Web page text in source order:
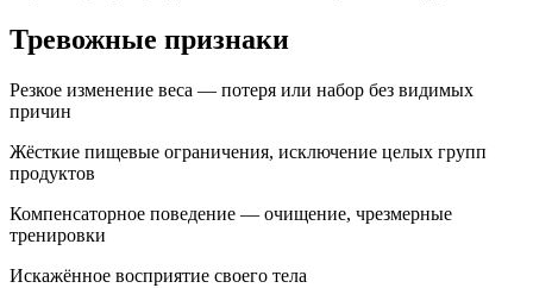
Тревожные признаки
Резкое изменение веса — потеря или набор без видимых
причин
Жёсткие пищевые ограничения, исключение целых групп
продуктов
Компенсаторное поведение — очищение, чрезмерные
тренировки
Искажённое восприятие своего тела